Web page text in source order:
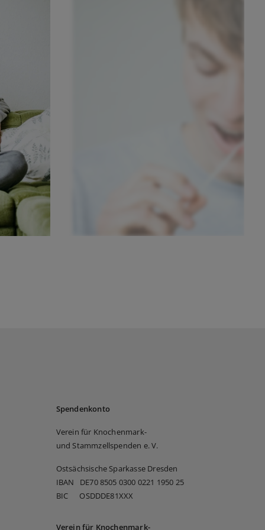
Spendenkonto
Verein für Knochenmark-
und Stammzellspenden e. V.
Ostsächsische Sparkasse Dresden
IBAN DE70 8505 0300 0221 1950 25
BIC OSDDDE81XXX
Verein für Knochenmark-